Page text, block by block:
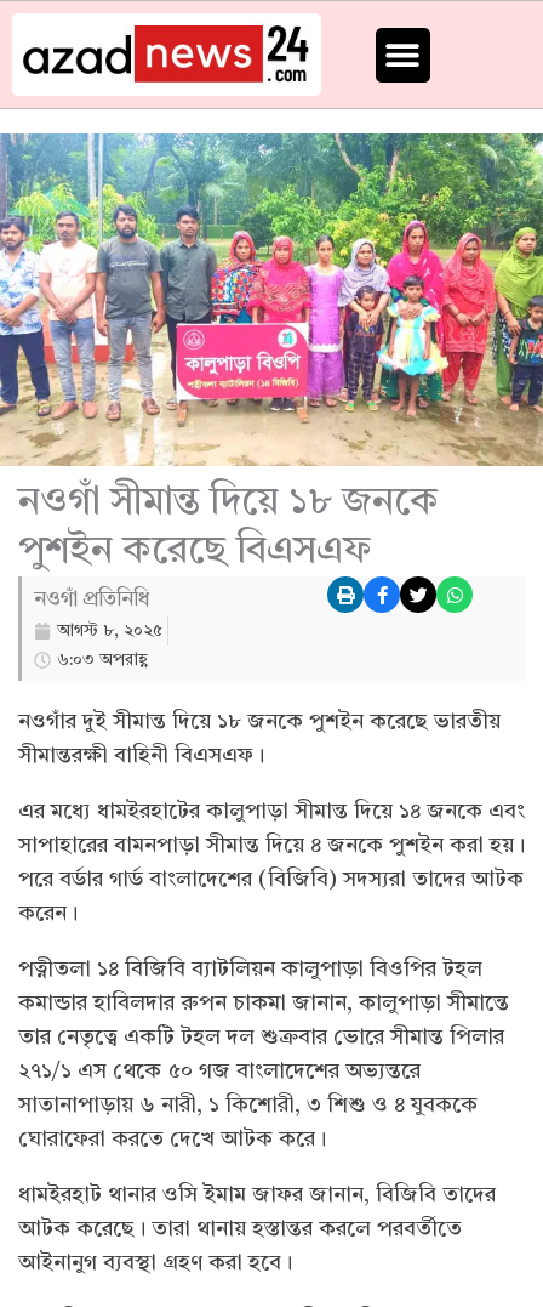
Skip
content
নওগাঁ সীমান্ত দিয়ে ১৮ জনকে
পুশইন করেছে বিএসএফ
নওগাঁ প্রতিনিধি
আগস্ট ৮, ২০২৫
৬:০৩ অপরাহ্ণ
নওগাঁর দুই সীমান্ত দিয়ে ১৮ জনকে পুশইন করেছে ভারতীয়
সীমান্তরক্ষী বাহিনী বিএসএফ।
এর মধ্যে ধামইরহাটের কালুপাড়া সীমান্ত দিয়ে ১৪ জনকে এবং
সাপাহারের বামনপাড়া সীমান্ত দিয়ে ৪ জনকে পুশইন করা হয়।
পরে বর্ডার গার্ড বাংলাদেশের (বিজিবি) সদস্যরা তাদের আটক
করেন।
পত্নীতলা ১৪ বিজিবি ব্যাটলিয়ন কালুপাড়া বিওপির টহল
কমান্ডার হাবিলদার রুপন চাকমা জানান, কালুপাড়া সীমান্তে
তার নেতৃত্বে একটি টহল দল শুক্রবার ভোরে সীমান্ত পিলার
২৭১/১ এস থেকে ৫০ গজ বাংলাদেশের অভ্যন্তরে
সাতানাপাড়ায় ৬ নারী, ১ কিশোরী, ৩ শিশু ও ৪ যুবককে
ঘোরাফেরা করতে দেখে আটক করে।
ধামইরহাট থানার ওসি ইমাম জাফর জানান, বিজিবি তাদের
আটক করেছে। তারা থানায় হস্তান্তর করলে পরবর্তীতে
আইনানুগ ব্যবস্থা গ্রহণ করা হবে।